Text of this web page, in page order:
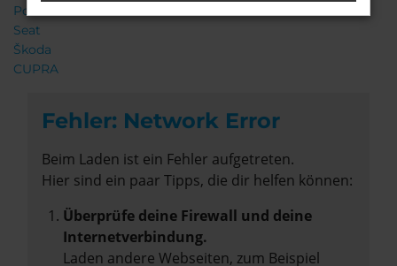
Porsche
Seat
Škoda
CUPRA
Fehler: Network Error
Beim Laden ist ein Fehler aufgetreten.
Hier sind ein paar Tipps, die dir helfen können:
Überprüfe deine Firewall und deine
Internetverbindung.
Laden andere Webseiten, zum Beispiel